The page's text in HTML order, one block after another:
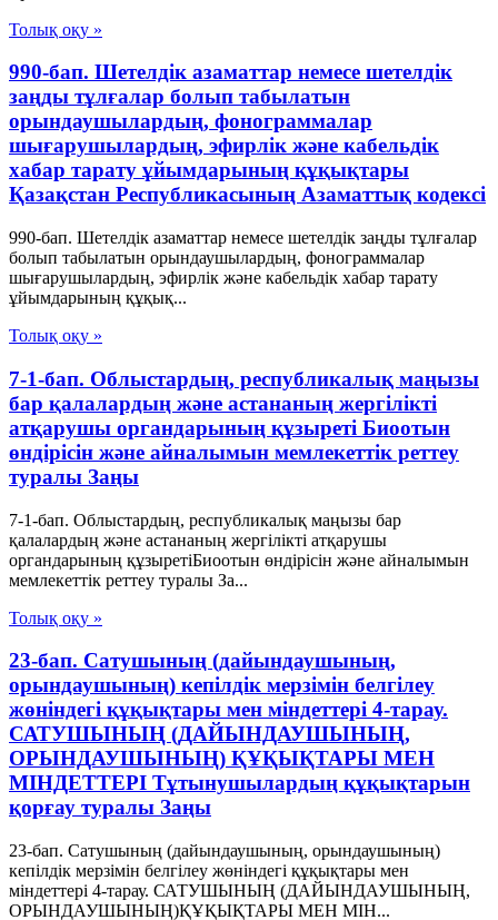
Толық оқу »
990-бап. Шетелдiк азаматтар немесе шетелдiк
заңды тұлғалар болып табылатын
орындаушылардың, фонограммалар
шығарушылардың, эфирлiк және кабельдік
хабар тарату ұйымдарының құқықтары
Қазақстан Республикасының Азаматтық кодексi
990-бап. Шетелдiк азаматтар немесе шетелдiк заңды тұлғалар
болып табылатын орындаушылардың, фонограммалар
шығарушылардың, эфирлiк және кабельдік хабар тарату
ұйымдарының құқық...
Толық оқу »
7-1-бап. Облыстардың, республикалық маңызы
бар қалалардың және астананың жергілікті
атқарушы органдарының құзыреті Биоотын
өндірісін және айналымын мемлекеттік реттеу
туралы Заңы
7-1-бап. Облыстардың, республикалық маңызы бар
қалалардың және астананың жергілікті атқарушы
органдарының құзыретіБиоотын өндірісін және айналымын
мемлекеттік реттеу туралы За...
Толық оқу »
23-бап. Сатушының (дайындаушының,
орындаушының) кепілдік мерзімін белгілеу
жөніндегі құқықтары мен міндеттері 4-тарау.
САТУШЫНЫҢ (ДАЙЫНДАУШЫНЫҢ,
ОРЫНДАУШЫНЫҢ) ҚҰҚЫҚТАРЫ МЕН
МІНДЕТТЕРІ Тұтынушылардың құқықтарын
қорғау туралы Заңы
23-бап. Сатушының (дайындаушының, орындаушының)
кепілдік мерзімін белгілеу жөніндегі құқықтары мен
міндеттері 4-тарау. САТУШЫНЫҢ (ДАЙЫНДАУШЫНЫҢ,
ОРЫНДАУШЫНЫҢ)ҚҰҚЫҚТАРЫ МЕН МІН...